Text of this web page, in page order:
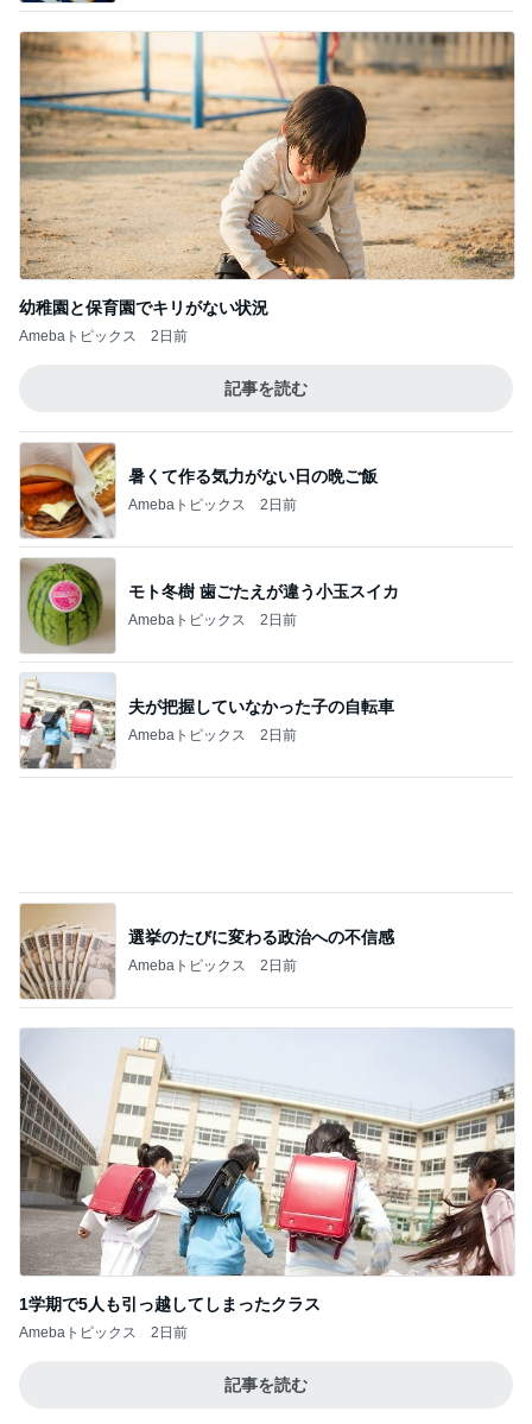
幼稚園と保育園でキリがない状況
Amebaトピックス 2日前
記事を読む
Amebaトピックス 2日前
モト冬樹 歯ごたえが違う小玉スイカ
Amebaトピックス 2日前
夫が把握していなかった子の自転車
Amebaトピックス 2日前
選挙のたびに変わる政治への不信感
Amebaトピックス 2日前
1学期で5人も引っ越してしまったクラス
Amebaトピックス 2日前
記事を読む
もっと早く買えばよかった可愛いポーチ
Amebaトピックス 1日前
Amebaトピックス 1日前